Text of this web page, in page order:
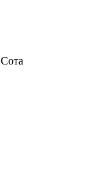
Сота